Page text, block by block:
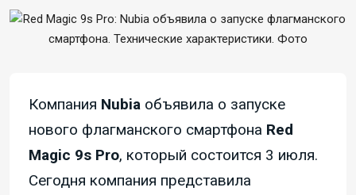
Компания Nubia объявила о запуске
нового флагманского смартфона Red
Magic 9s Pro, который состоится 3 июля.
Сегодня компания представила